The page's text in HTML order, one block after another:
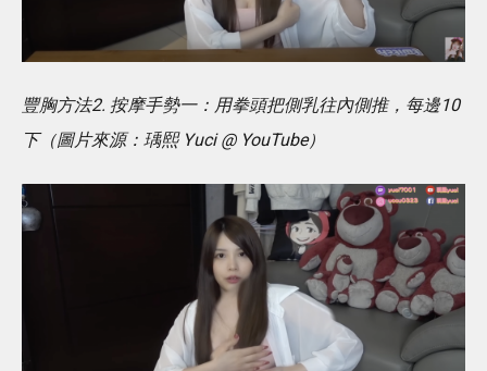
豐胸方法2. 按摩手勢一：用拳頭把側乳往內側推，每邊10
下（圖片來源：瑀熙 Yuci @ YouTube）